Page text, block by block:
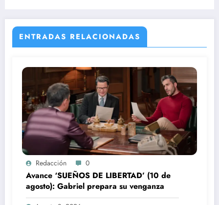
ENTRADAS RELACIONADAS
Redacción 0
Avance ‘SUEÑOS DE LIBERTAD’ (10 de
agosto): Gabriel prepara su venganza